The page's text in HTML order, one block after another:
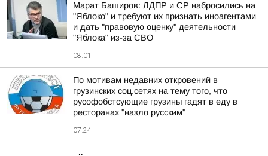
Марат Баширов: ЛДПР и СР набросились на
"Яблоко" и требуют их признать иноагентами
и дать "правовую оценку" деятельности
"Яблока" из-за СВО
08:01
По мотивам недавних откровений в
грузинских соц.сетях на тему того, что
русофобстсующие грузины гадят в еду в
ресторанах "назло русским"
07:24